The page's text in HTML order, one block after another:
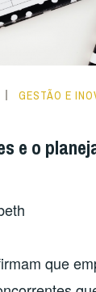
GESTÃO E
e o
que